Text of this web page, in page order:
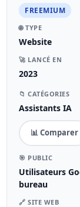
FREEMIUM
🌐 TYPE
Website
🚀 LANCÉ EN
2023
📁 CATÉGORIES
Assistants IA
📊 Comparer
🎯 PUBLIC
Utilisateurs
bureau
🔗 SITE WEB